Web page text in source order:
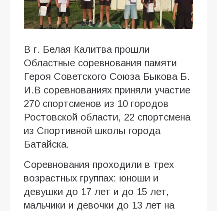
В г. Белая Калитва прошли
Областные соревнования памяти
Героя Советского Союза Быкова Б.
И.В соревнованиях приняли участие
270 спортсменов из 10 городов
Ростовской области, 22 спортсмена
из Спортивной школы города
Батайска.
Соревнования проходили в трех
возрастных группах: юноши и
девушки до 17 лет и до 15 лет,
мальчики и девочки до 13 лет на